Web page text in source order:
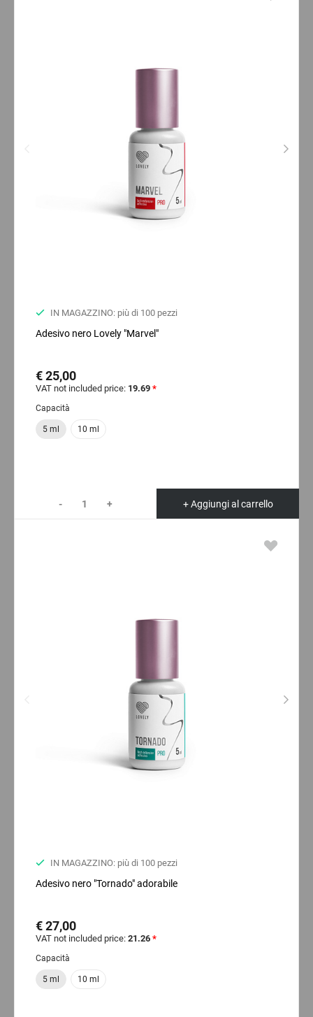
IN MAGAZZINO: più di 100 pezzi
Adesivo nero Lovely "Marvel"
€ 25,00
VAT not included price: 19.69 *
Capacità
5 ml 10 ml
- + + Aggiungi al carrello
IN MAGAZZINO: più di 100 pezzi
Adesivo nero "Tornado" adorabile
€ 27,00
VAT not included price: 21.26 *
Capacità
5 ml 10 ml